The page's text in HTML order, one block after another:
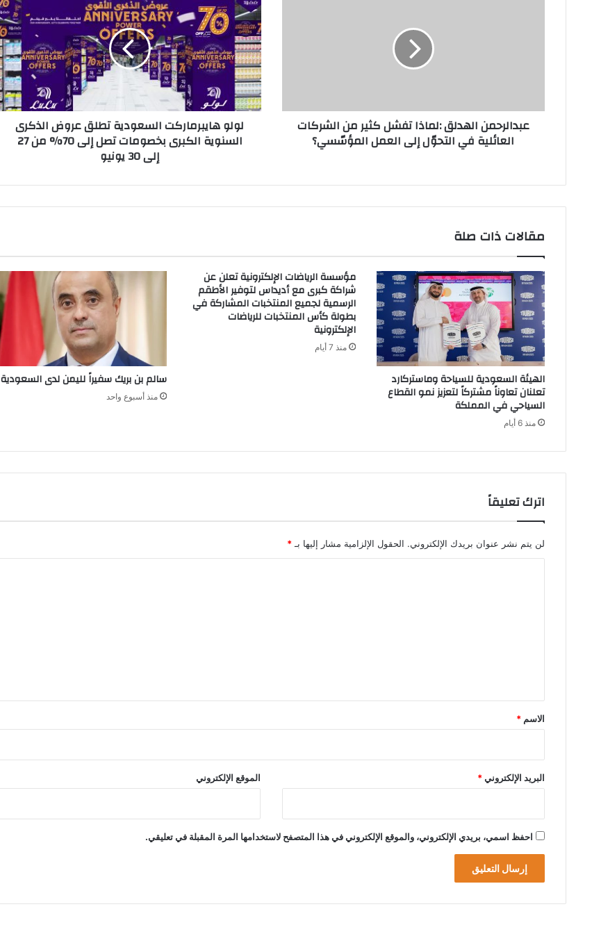
في
التحوّلعبدالرحمن الهدلق :لماذا تفشل كثير من الشركات
العائلية في التحوّل إلى العمل المؤسّسي؟
هايبرماركت
السعودية
تطلق
عروض
الذكرى
السنوية
الكبرى
بخصومات
لولو هايبرماركت السعودية تطلق عروض الذكرى
السنوية الكبرى بخصومات تصل إلى 70% من 27
إلى 30 يونيو
مقالات ذات صلة
الهيئة السعودية للسياحة وماستركارد
تعلنان تعاوناً مشتركاً لتعزيز نمو القطاع
السياحي في المملكة
منذ 6 أيام
مؤسسة الرياضات الإلكترونية تعلن عن
شراكة كبرى مع أديداس لتوفير الأطقم
الرسمية لجميع المنتخبات المشاركة في
بطولة كأس المنتخبات للرياضات
الإلكترونية
منذ 7 أيام
سالم بن بريك سفيراً لليمن لدى السعودية
منذ أسبوع واحد
اترك تعليقاً
لن يتم نشر عنوان بريدك الإلكتروني. الحقول الإلزامية مشار إليها بـ *
*
الاسم *
البريد الإلكتروني* الموقع الإلكتروني
احفظ اسمي، بريدي الإلكتروني، والموقع الإلكتروني في هذا المتصفح لاستخدامها المرة المقبلة في تعليقي.